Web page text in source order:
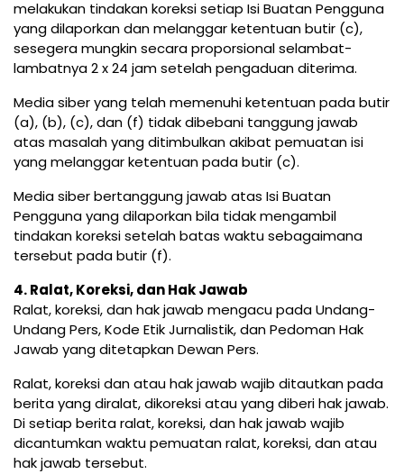
melakukan tindakan koreksi setiap Isi Buatan Pengguna
yang dilaporkan dan melanggar ketentuan butir (c),
sesegera mungkin secara proporsional selambat-
lambatnya 2 x 24 jam setelah pengaduan diterima.
Media siber yang telah memenuhi ketentuan pada butir
(a), (b), (c), dan (f) tidak dibebani tanggung jawab
atas masalah yang ditimbulkan akibat pemuatan isi
yang melanggar ketentuan pada butir (c).
Media siber bertanggung jawab atas Isi Buatan
Pengguna yang dilaporkan bila tidak mengambil
tindakan koreksi setelah batas waktu sebagaimana
tersebut pada butir (f).
4. Ralat, Koreksi, dan Hak Jawab
Ralat, koreksi, dan hak jawab mengacu pada Undang-
Undang Pers, Kode Etik Jurnalistik, dan Pedoman Hak
Jawab yang ditetapkan Dewan Pers.
Ralat, koreksi dan atau hak jawab wajib ditautkan pada
berita yang diralat, dikoreksi atau yang diberi hak jawab.
Di setiap berita ralat, koreksi, dan hak jawab wajib
dicantumkan waktu pemuatan ralat, koreksi, dan atau
hak jawab tersebut.